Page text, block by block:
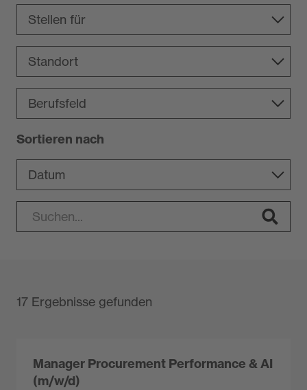
Sortieren nach
17 Ergebnisse gefunden
Manager Procurement Performance & AI
(m/w/d)